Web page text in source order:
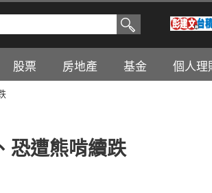
股票 房地產 基金 個人理
恐遭熊啃續跌